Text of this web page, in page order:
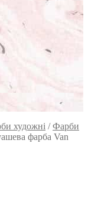
художні /Фарби
фарба Van